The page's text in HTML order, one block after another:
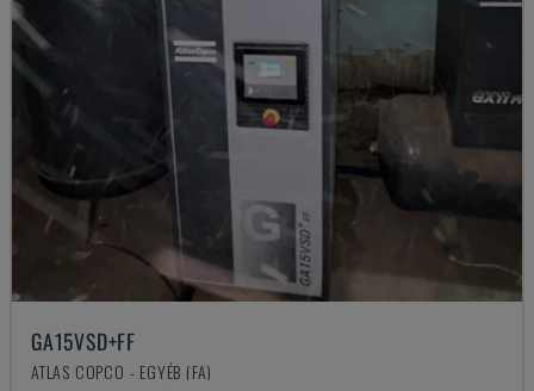
GA15VSD+FF
ATLAS COPCO - EGYÉB (FA)